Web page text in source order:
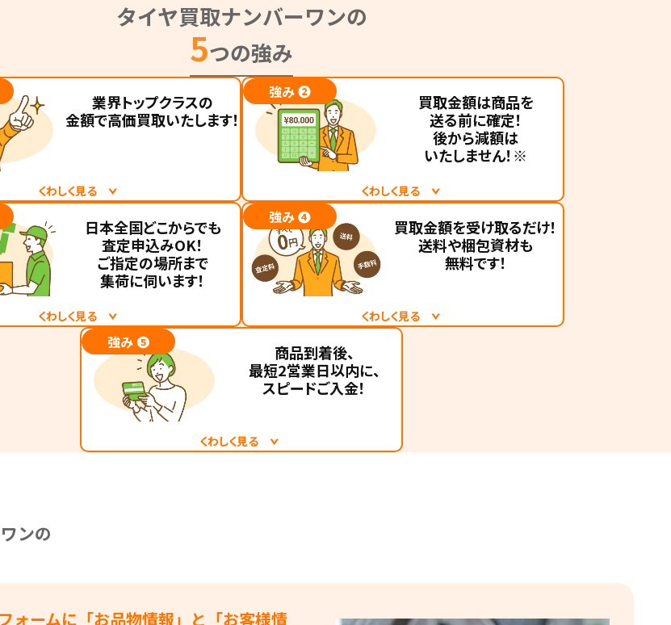
17時間前
鹿児島県のお客様より「タイヤ
ホイールセット」の査定をいた
だきました。
お客様より「スタッドレスタイ
ヤホイール」の査定をいただき
ました。
19時間前
査定をいただきました。
19時間前
タイヤ買取ナンバーワンの
5つの強み
業界トップクラスの
金額で高価買取いたします！
くわしく見る
バーワンは、2012年より日本全国を対
イールや自動車パーツに特化して買取
っています。タイヤホイールの買取相
し、31万件以上(2026年6月時点)の査
ウハウをもとに、タイヤホイールの高価
ます！お客様のご希望の買取金額に少し
ように全力を尽くします！
買取金額は商品を
送る前に確定！
後から減額は
いたしません！※
強み ❷
くわしく見る
タイヤ買取ナンバーワンは、お客様にご安心してお取
引いただくため、国内でも数少ない『買取価格保証サ
ービス』を行っています。そのため、ご承諾いただいた
買取金額を後から減額することはありませんので、安
心してタイヤホイール買取査定をお申し込みくださ
※査定時にお聞きした内容と、実際の商品の状態が異
なる場合は、未該当となります。
日本全国どこからでも
査定申込みOK！
ご指定の場所まで
集荷に伺います！
くわしく見る
ンバーワンは、47都道府県すべての地域
イールの買取が可能です！ご指定の場所
が集荷に伺いますので、ご自宅以外の場
です！タイヤ買取ナンバーワンなら、重
ールをご自身の車に積み、店舗まで持っ
買取金額を受け取るだけ！
送料や梱包資材も
無料です！
強み ❹
くわしく見る
タイヤ買取ナンバーワンは、申し込み後に「買取金額
を受け取るだけ」というシンプルな買取スタイルなの
で、手間が掛かりません！また、タイヤホイールは輸送
包資材も無料でお送りしています！日本全国どこから
商品到着後、
最短2営業日以内に、
スピードご入金！
強み ❺
くわしく見る
いたします！
※金融機関の非営業日を挟む際や、商品や書類に問
ンの
ォームに「お品物情報」と「お客様情